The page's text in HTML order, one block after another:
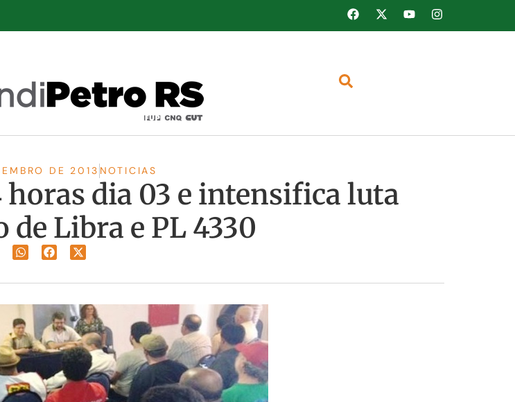
DE 2013 NOTICIAS
horas dia 03 e intensifica luta
Libra e PL 4330